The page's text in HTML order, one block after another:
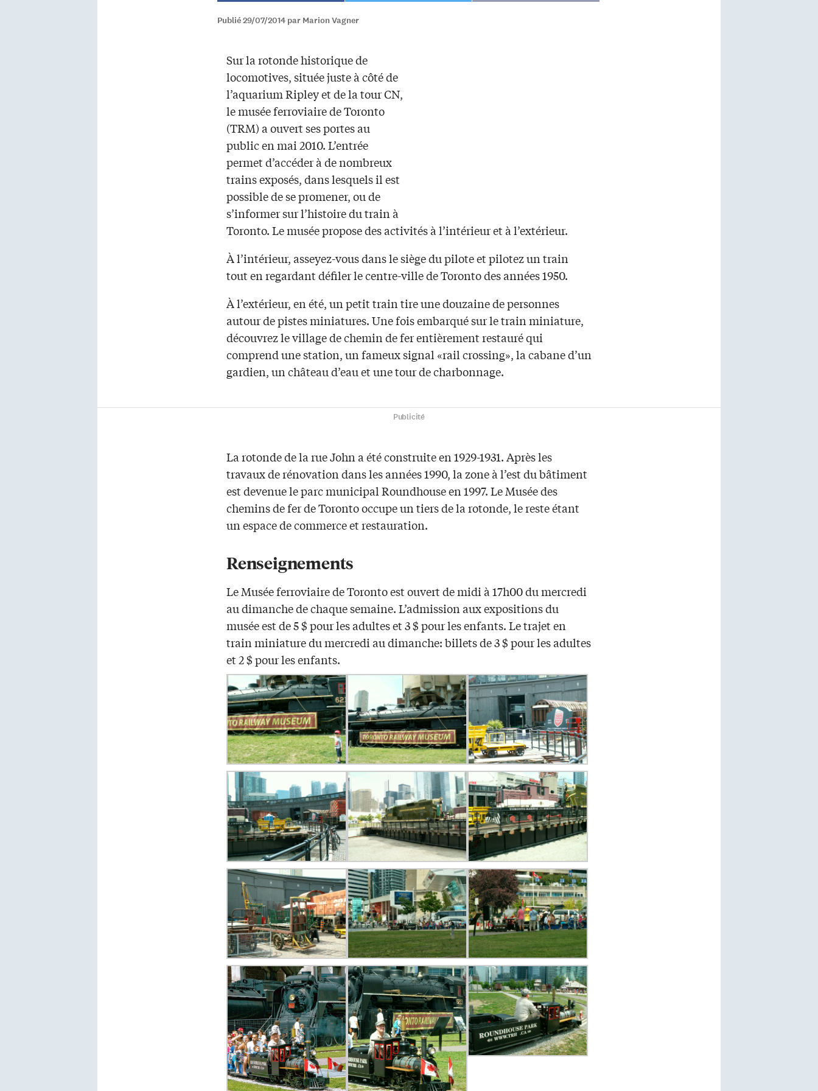
Publié 29/07/2014 par Marion Vagner
Sur la rotonde historique de
locomotives, située juste à côté de
l’aquarium Ripley et de la tour CN,
le musée ferroviaire de Toronto
(TRM) a ouvert ses portes au
public en mai 2010. L’entrée
permet d’accéder à de nombreux
trains exposés, dans lesquels il est
possible de se promener, ou de
s’informer sur l’histoire du train à
Toronto. Le musée propose des activités à l’intérieur et à l’extérieur.
À l’intérieur, asseyez-vous dans le siège du pilote et pilotez un train
tout en regardant défiler le centre-ville de Toronto des années 1950.
À l’extérieur, en été, un petit train tire une douzaine de personnes
autour de pistes miniatures. Une fois embarqué sur le train miniature,
découvrez le village de chemin de fer entièrement restauré qui
comprend une station, un fameux signal «rail crossing», la cabane d’un
gardien, un château d’eau et une tour de charbonnage.
Publicité
La rotonde de la rue John a été construite en 1929-1931. Après les
travaux de rénovation dans les années 1990, la zone à l’est du bâtiment
est devenue le parc municipal Roundhouse en 1997. Le Musée des
chemins de fer de Toronto occupe un tiers de la rotonde, le reste étant
un espace de commerce et restauration.
Renseignements
Le Musée ferroviaire de Toronto est ouvert de midi à 17h00 du mercredi
au dimanche de chaque semaine. L’admission aux expositions du
musée est de 5 $ pour les adultes et 3 $ pour les enfants. Le trajet en
train miniature du mercredi au dimanche: billets de 3 $ pour les adultes
et 2 $ pour les enfants.